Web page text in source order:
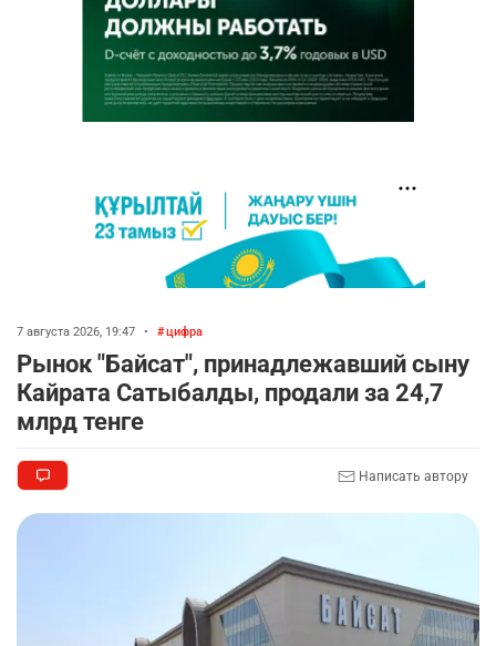
7 августа 2026, 19:47 • цифра
Рынок "Байсат", принадлежавший сыну
Кайрата Сатыбалды, продали за 24,7
млрд тенге
Написать автору